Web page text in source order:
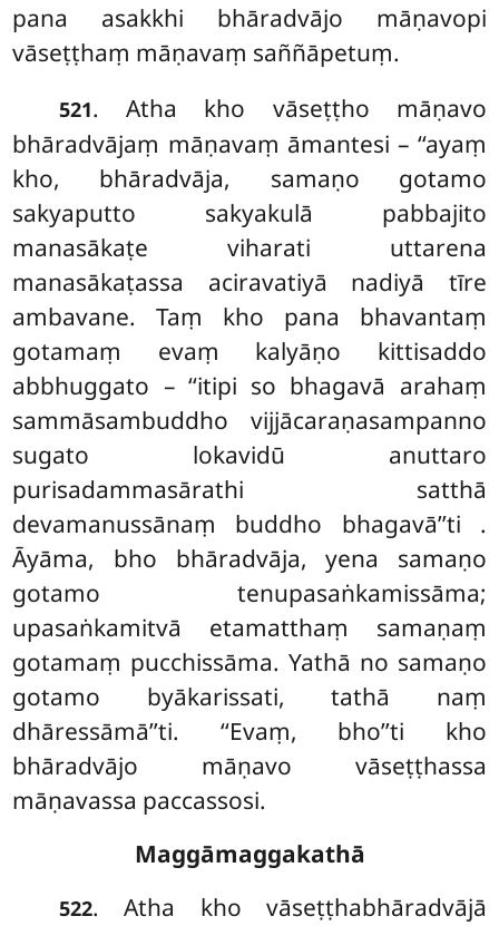
pana asakkhi bhāradvājo māṇavopi
vāseṭṭhaṃ māṇavaṃ saññāpetuṃ.
521. Atha kho vāseṭṭho māṇavo
bhāradvājaṃ māṇavaṃ āmantesi – ‘‘ayaṃ
kho, bhāradvāja, samaṇo gotamo
sakyaputto sakyakulā pabbajito
manasākaṭe viharati uttarena
manasākaṭassa aciravatiyā nadiyā tīre
ambavane. Taṃ kho pana bhavantaṃ
gotamaṃ evaṃ kalyāṇo kittisaddo
abbhuggato – ‘‘itipi so bhagavā arahaṃ
sammāsambuddho vijjācaraṇasampanno
sugato lokavidū anuttaro
purisadammasārathi satthā
devamanussānaṃ buddho bhagavā’’ti .
Āyāma, bho bhāradvāja, yena samaṇo
gotamo tenupasaṅkamissāma;
upasaṅkamitvā etamatthaṃ samaṇaṃ
gotamaṃ pucchissāma. Yathā no samaṇo
gotamo byākarissati, tathā naṃ
dhāressāmā’’ti. ‘‘Evaṃ, bho’’ti kho
bhāradvājo māṇavo vāseṭṭhassa
māṇavassa paccassosi.
Maggāmaggakathā
522. Atha kho vāseṭṭhabhāradvājā